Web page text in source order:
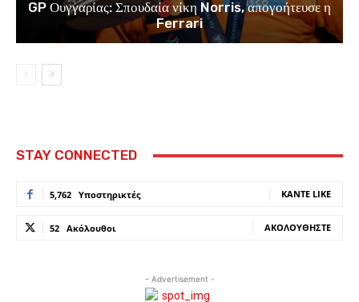
GP Ουγγαρίας: Σπουδαία νίκη Norris, απογοήτευσε η
Ferrari
STAY CONNECTED
5,762 Υποστηρικτές ΚΆΝΤΕ LIKE
52 Ακόλουθοι ΑΚΟΛΟΥΘΉΣΤΕ
- Advertisement -